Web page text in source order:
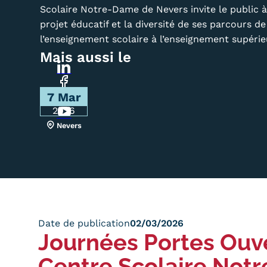
Quoi de neuf au Cnam BFC?
Actualités
Agenda
Revue de presse
Contact
Contacts services
Formulaire de contact
Menu
Mentions
Réseaux
sociaux
Scolaire Notre-Dame de Nevers invite le public
projet éducatif et la diversité de ses parcours
l’enseignement scolaire à l’enseignement
Mais aussi le
7 Mar
2026
Nevers
Date de publication02/03/2026
Journées Portes